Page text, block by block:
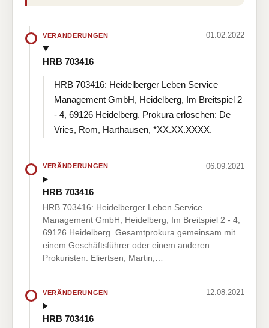
VERÄNDERUNGEN 01.02.2022
HRB 703416
HRB 703416: Heidelberger Leben Service
Management GmbH, Heidelberg, Im Breitspiel 2
- 4, 69126 Heidelberg. Prokura erloschen: De
Vries, Rom, Harthausen, *XX.XX.XXXX.
VERÄNDERUNGEN 06.09.2021
HRB 703416
HRB 703416: Heidelberger Leben Service
Management GmbH, Heidelberg, Im Breitspiel 2 - 4,
69126 Heidelberg. Gesamtprokura gemeinsam mit
einem Geschäftsführer oder einem anderen
Prokuristen: Eliertsen, Martin,…
VERÄNDERUNGEN 12.08.2021
HRB 703416